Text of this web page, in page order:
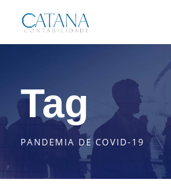
Tag
PANDEMIA DE COVID-19